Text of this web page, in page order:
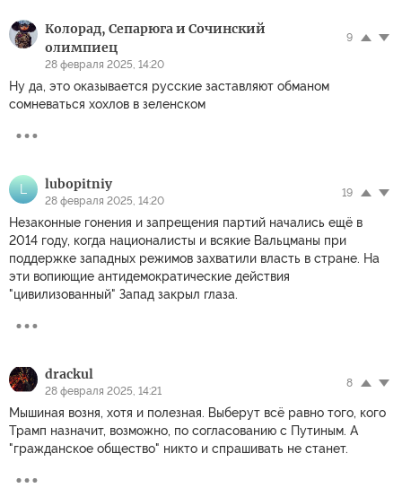
Колорад, Сепарюга и Сочинский
олимпиец
28 февраля 2025, 14:20
9
Ну да, это оказывается русские заставляют обманом
сомневаться хохлов в зеленском
L lubopitniy
28 февраля 2025, 14:20
19
Незаконные гонения и запрещения партий начались ещё в
2014 году, когда националисты и всякие Вальцманы при
поддержке западных режимов захватили власть в стране. На
эти вопиющие антидемократические действия
"цивилизованный" Запад закрыл глаза.
drackul
28 февраля 2025, 14:21
8
Мышиная возня, хотя и полезная. Выберут всё равно того, кого
Трамп назначит, возможно, по согласованию с Путиным. А
"гражданское общество" никто и спрашивать не станет.